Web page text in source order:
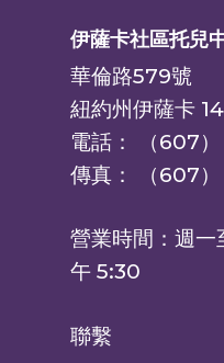
伊薩卡社區托兒
華倫路579號
紐約州伊薩卡
電話： （607
傳真： （607
營業時間：週
午 5:30
聯繫